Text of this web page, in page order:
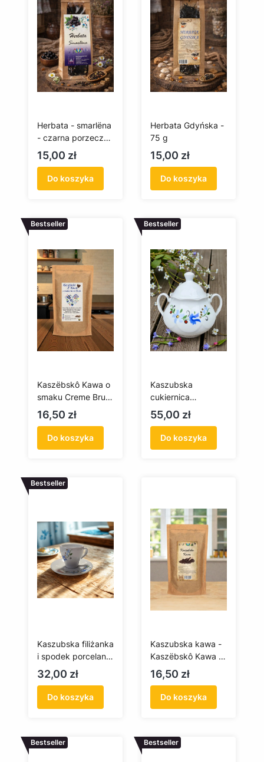
Herbata - smarlëna
- czarna porzeczka
- 75g
Cena
15,00 zł
Do koszyka
Herbata Gdyńska -
75 g
Cena
15,00 zł
Do koszyka
Bestseller
Kaszëbskô Kawa o
smaku Creme Brule
- 100 g (mielona)
Cena
16,50 zł
Do koszyka
Bestseller
Kaszubska
cukiernica
porcelana Lubiana
(Jastra)
Cena
55,00 zł
Do koszyka
Bestseller
Kaszubska filiżanka
i spodek porcelana
Lubiana (Paula) -
espresso 70 ml
Cena
32,00 zł
Do koszyka
Kaszubska kawa -
Kaszëbskô Kawa -
100 g (mielona)
Cena
16,50 zł
Do koszyka
Bestseller Bestseller